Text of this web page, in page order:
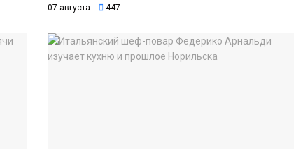
07 августа 447